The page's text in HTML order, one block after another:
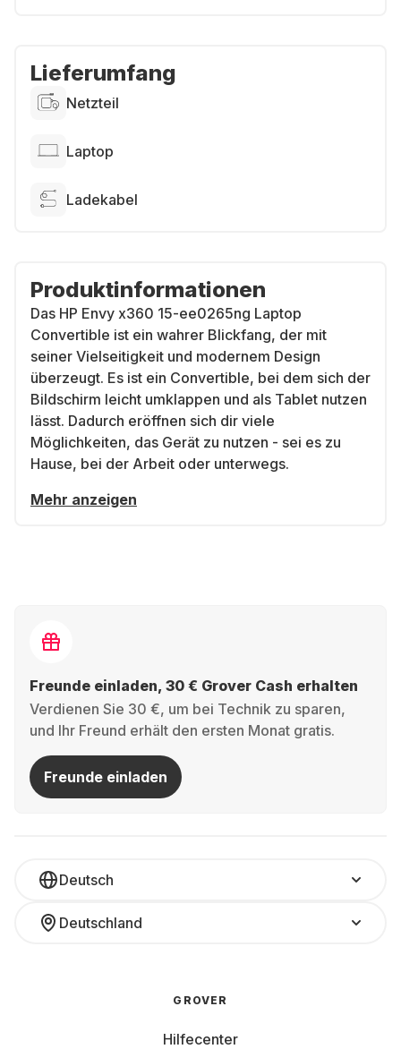
Lieferumfang
Netzteil
Laptop
Ladekabel
Produktinformationen
Das HP Envy x360 15-ee0265ng Laptop
Convertible ist ein wahrer Blickfang, der mit
seiner Vielseitigkeit und modernem Design
überzeugt. Es ist ein Convertible, bei dem sich der
Bildschirm leicht umklappen und als Tablet nutzen
lässt. Dadurch eröffnen sich dir viele
Möglichkeiten, das Gerät zu nutzen - sei es zu
Hause, bei der Arbeit oder unterwegs.
Mehr anzeigen
Freunde einladen, 30 € Grover Cash erhalten
Verdienen Sie 30 €, um bei Technik zu sparen,
und Ihr Freund erhält den ersten Monat gratis.
Freunde einladen
Deutsch
Deutschland
GROVER
Hilfecenter